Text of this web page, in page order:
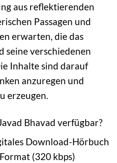
aus reflektierenden
Passagen und
erwarten, die das
seine verschiedenen
Inhalte sind darauf
anzuregen und
erzeugen.
Bhavad verfügbar?
Download-Hörbuch
(320 kbps)